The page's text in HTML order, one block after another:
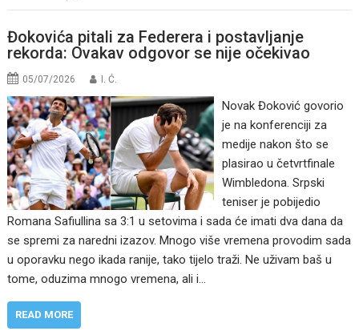
Đokovića pitali za Federera i postavljanje
rekorda: Ovakav odgovor se nije očekivao
05/07/2026 I. Ć.
Novak Đoković govorio
je na konferenciji za
medije nakon što se
plasirao u četvrtfinale
Wimbledona. Srpski
teniser je pobijedio
Romana Safiullina sa 3:1 u setovima i sada će imati dva dana da
se spremi za naredni izazov. Mnogo više vremena provodim sada
u oporavku nego ikada ranije, tako tijelo traži. Ne uživam baš u
tome, oduzima mnogo vremena, ali i…
READ MORE